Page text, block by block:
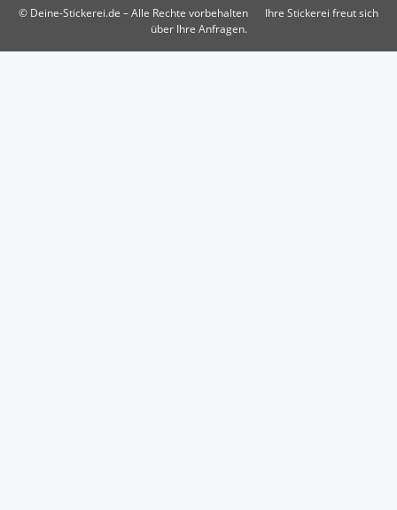
© Deine-Stickerei.de – Alle Rechte vorbehalten
Ihre Stickerei freut sich
über Ihre Anfragen.